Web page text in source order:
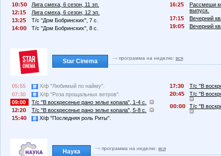
1
:
Лига смеха, 6 сезон, 11 эп.
12:1
Лига смеха, 6 сезон, 12 эп.
13:2
Т/с "Дом Бобринских", 7 с.
14:
Т/с "Дом Бобринских", 8 с.
16:2
Рассмеши
выпуск.
17:1
Вечерний
19:
Вечерний
Star Cinema программа на неделю: вся
05:55
Х/ф "Любимый по найму".
07:30
Х/ф "Роза прощальных ветров".
09:00
Т/с "В воскресенье рано зелье копала", 1-4 с.
12:2
Т/с "В воскресенье рано зелье копала", 5-8 с.
1
:4 Х/ф "Последняя роль Риты".
17:3
Т/с "В
2
:4 Т/с "В
: Т/с "В
Наука программа на неделю: вся